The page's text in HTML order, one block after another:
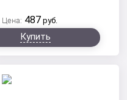
Цена: 487 руб.
Купить